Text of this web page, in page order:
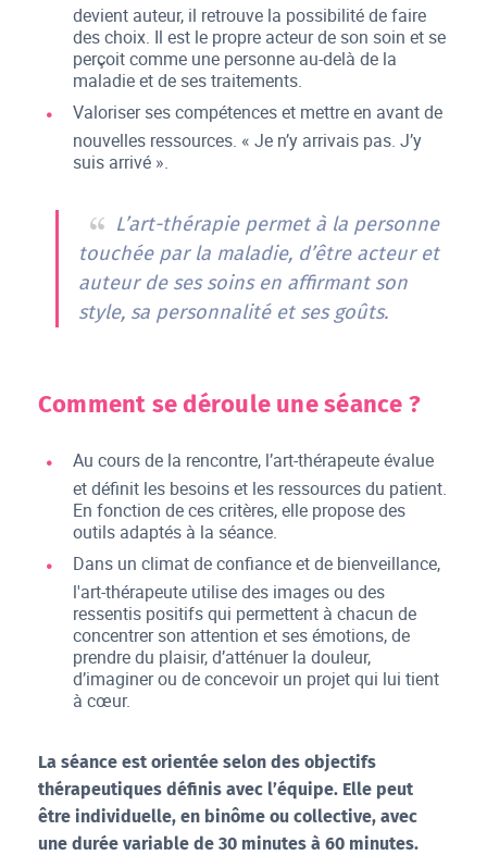
devient auteur, il retrouve la possibilité de faire
des choix. Il est le propre acteur de son soin et se
perçoit comme une personne au-delà de la
maladie et de ses traitements.
Valoriser ses compétences et mettre en avant de
nouvelles ressources. « Je n’y arrivais pas. J’y
suis arrivé ».
L’art-thérapie permet à la personne
touchée par la maladie, d’être acteur et
auteur de ses soins en affirmant son
style, sa personnalité et ses goûts.
Comment se déroule une séance ?
Au cours de la rencontre, l’art-thérapeute évalue
et définit les besoins et les ressources du patient.
En fonction de ces critères, elle propose des
outils adaptés à la séance.
Dans un climat de confiance et de bienveillance,
l'art-thérapeute utilise des images ou des
ressentis positifs qui permettent à chacun de
concentrer son attention et ses émotions, de
prendre du plaisir, d’atténuer la douleur,
d’imaginer ou de concevoir un projet qui lui tient
à cœur.
La séance est orientée selon des objectifs
thérapeutiques définis avec l’équipe. Elle peut
être individuelle, en binôme ou collective, avec
une durée variable de 30 minutes à 60 minutes.